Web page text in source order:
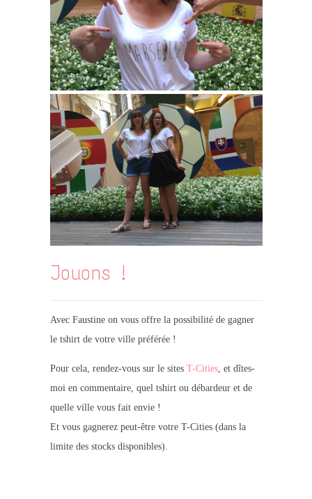
Jouons !
Avec Faustine on vous offre la possibilité de gagner
le tshirt de votre ville préférée !
Pour cela, rendez-vous sur le sites T-Cities, et dîtes-
moi en commentaire, quel tshirt ou débardeur et de
quelle ville vous fait envie !
Et vous gagnerez peut-être votre T-Cities (dans la
limite des stocks disponibles).